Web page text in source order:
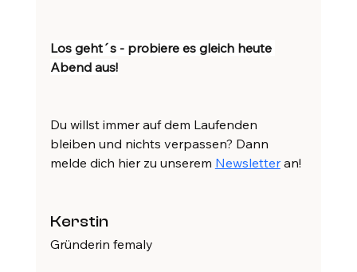
Los geht´s - probiere es gleich heute
Abend aus!
Du willst immer auf dem Laufenden
bleiben und nichts verpassen? Dann
melde dich hier zu unserem Newsletter an!
Kerstin
Gründerin femaly